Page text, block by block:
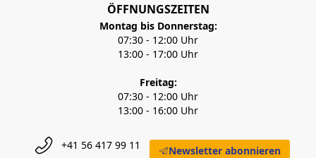
ÖFFNUNGSZEITEN
Montag bis Donnerstag:
07:30 - 12:00 Uhr
13:00 - 17:00 Uhr
Freitag:
07:30 - 12:00 Uhr
13:00 - 16:00 Uhr
+41 56 417 99 11 Newsletter abonnieren